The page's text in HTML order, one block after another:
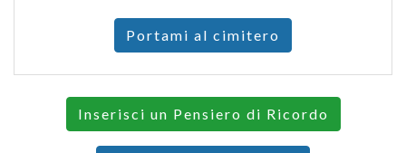
Portami al cimitero
Inserisci un Pensiero di Ricordo